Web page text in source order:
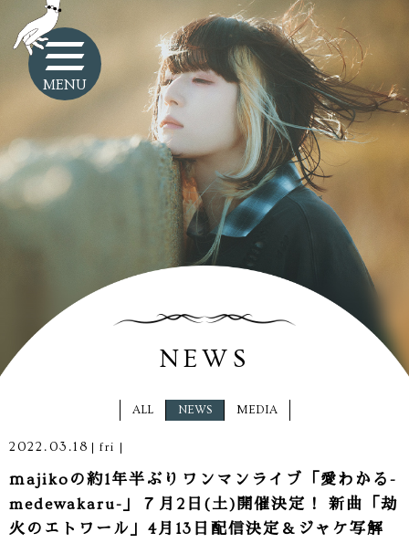
MENU
NEWS
ALL NEWS MEDIA
2022.03.18 fri
ｍajikoの約1年半ぶりワンマンライブ「愛わかる-
medewakaru-」７月2日(土)開催決定！ 新曲「劫
火のエトワール」4月13日配信決定＆ジャケ写解